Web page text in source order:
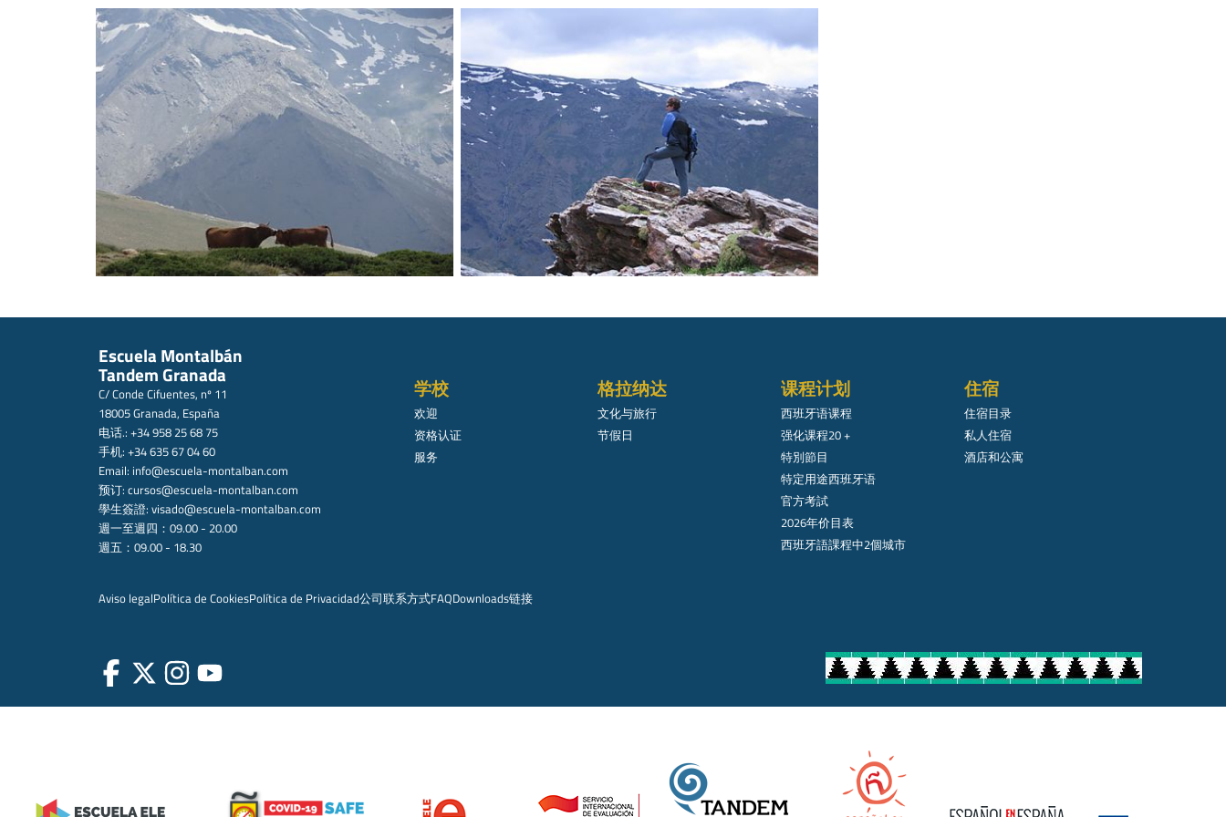
Escuela Montalbán
Tandem Granada
C/ Conde Cifuentes, nº 11
18005 Granada, España
电话.: +34 958 25 68 75
手机: +34 635 67 04 60
Email: info@escuela-montalban.com
预订: cursos@escuela-montalban.com
學生簽證: visado@escuela-montalban.com
週一至週四：09.00 - 20.00
週五：09.00 - 18.30
学校
欢迎
资格认证
服务
格拉纳达
文化与旅行
节假日
课程计划
西班牙语课程
强化课程20 +
特別節目
特定用途西班牙语
官方考試
2026年价目表
西班牙語課程中2個城市
住宿
住宿目录
私人住宿
酒店和公寓
Aviso legalPolítica de CookiesPolítica de Privacidad公司联系方式FAQDownloads链接